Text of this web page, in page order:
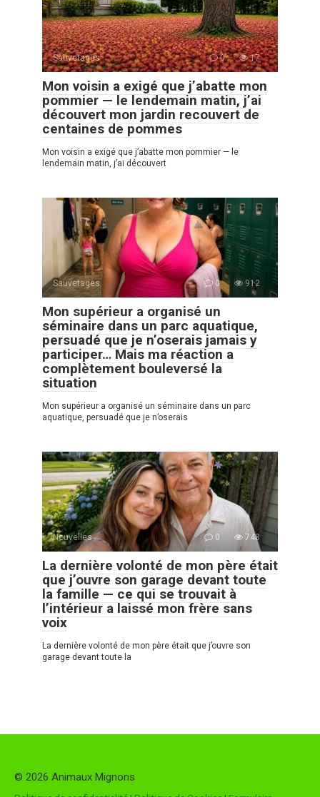
Sauvetages 0 17
Mon voisin a exigé que j’abatte mon
pommier — le lendemain matin, j’ai
découvert mon jardin recouvert de
centaines de pommes
Mon voisin a exigé que j’abatte mon pommier — le
lendemain matin, j’ai découvert
Sauvetages 0 912
Mon supérieur a organisé un
séminaire dans un parc aquatique,
persuadé que je n’oserais jamais y
participer… Mais ma réaction a
complètement bouleversé la
situation
Mon supérieur a organisé un séminaire dans un parc
aquatique, persuadé que je n’oserais
Nouvelles 0 748
La dernière volonté de mon père était
que j’ouvre son garage devant toute
la famille — ce qui se trouvait à
l’intérieur a laissé mon frère sans
voix
La dernière volonté de mon père était que j’ouvre son
garage devant toute la
© 2026 Animaux Mignons